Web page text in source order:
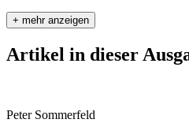
+ mehr anzeigen
Artikel in dieser
Peter Sommerfeld